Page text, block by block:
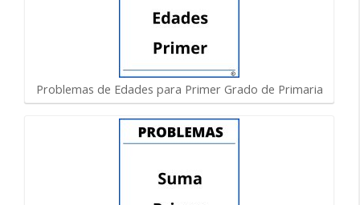
Problemas de Edades para Primer Grado de Primaria